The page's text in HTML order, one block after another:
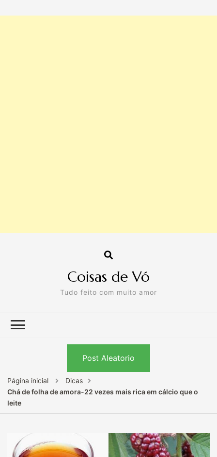
Coisas de Vó
Tudo feito com muito amor
Post Aleatorio
Página inicial
Dicas
Chá de folha de amora-22 vezes mais rica em cálcio que o
leite